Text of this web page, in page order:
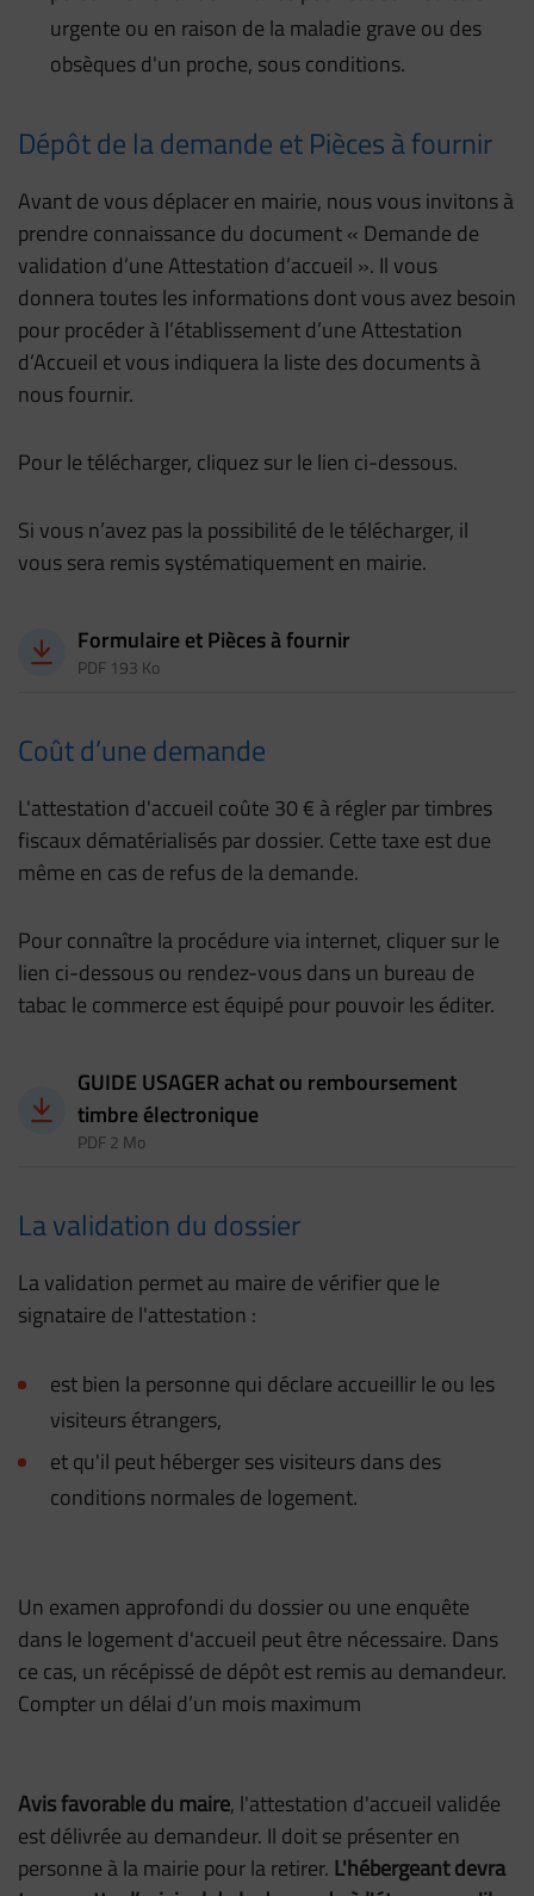
urgente ou en raison de la maladie grave ou des
obsèques d'un proche, sous conditions.
Dépôt de la demande et Pièces à fournir
Avant de vous déplacer en mairie, nous vous invitons à
prendre connaissance du document « Demande de
validation d’une Attestation d’accueil ». Il vous
donnera toutes les informations dont vous avez besoin
pour procéder à l’établissement d’une Attestation
d’Accueil et vous indiquera la liste des documents à
nous fournir.
Pour le télécharger, cliquez sur le lien ci-dessous.
Si vous n’avez pas la possibilité de le télécharger, il
vous sera remis systématiquement en mairie.
TéléchargerFormulaire et Pièces à fournir
PDF 193 Ko
Coût d’une demande
L'attestation d'accueil coûte 30 € à régler par timbres
fiscaux dématérialisés par dossier. Cette taxe est due
même en cas de refus de la demande.
Pour connaître la procédure via internet, cliquer sur le
lien ci-dessous ou rendez-vous dans un bureau de
tabac le commerce est équipé pour pouvoir les éditer.
TéléchargerGUIDE USAGER achat ou remboursement
timbre électronique
PDF 2 Mo
La validation du dossier
La validation permet au maire de vérifier que le
signataire de l'attestation :
est bien la personne qui déclare accueillir le ou les
visiteurs étrangers,
et qu'il peut héberger ses visiteurs dans des
conditions normales de logement.
Un examen approfondi du dossier ou une enquête
dans le logement d'accueil peut être nécessaire. Dans
ce cas, un récépissé de dépôt est remis au demandeur.
Compter un délai d’un mois maximum
Avis favorable du maire, l'attestation d'accueil validée
est délivrée au demandeur. Il doit se présenter en
personne à la mairie pour la retirer. L'hébergeant devra